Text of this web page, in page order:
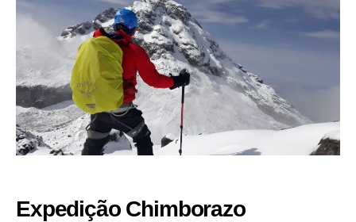
Expedição Chimborazo